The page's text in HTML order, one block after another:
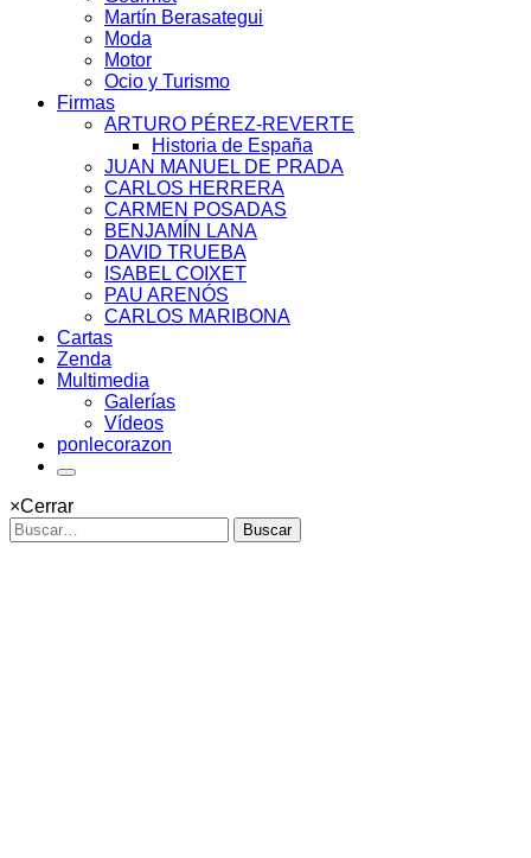
Martín Berasategui
Moda
Motor
Ocio y Turismo
Firmas
ARTURO PÉREZ-REVERTE
Historia de España
JUAN MANUEL DE PRADA
CARLOS HERRERA
CARMEN POSADAS
BENJAMÍN LANA
DAVID TRUEBA
ISABEL COIXET
PAU ARENÓS
CARLOS MARIBONA
Cartas
Zenda
Multimedia
Galerías
Vídeos
ponlecorazon
×Cerrar
Buscar